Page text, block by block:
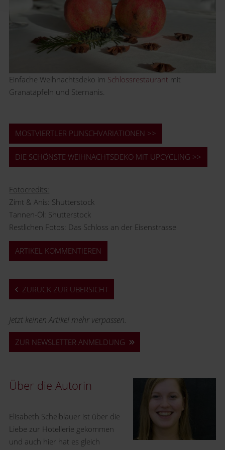
Einfache Weihnachtsdeko im Schlossrestaurant mit
Granatäpfeln und Sternanis.
MOSTVIERTLER PUNSCHVARIATIONEN >>
DIE SCHÖNSTE WEIHNACHTSDEKO MIT UPCYCLING >>
Fotocredits:
Zimt & Anis: Shutterstock
Tannen-Öl: Shutterstock
Restlichen Fotos: Das Schloss an der Eisenstrasse
ARTIKEL KOMMENTIEREN
ZURÜCK ZUR ÜBERSICHT
Jetzt keinen Artikel mehr verpassen.
ZUR NEWSLETTER ANMELDUNG
Über die Autorin
Elisabeth Scheiblauer ist über die
Liebe zur Hotellerie gekommen
und auch hier hat es gleich